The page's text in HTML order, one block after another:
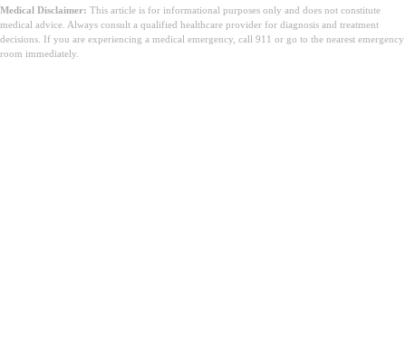
Medical Disclaimer: This article is for informational purposes only and does not constitute
medical advice. Always consult a qualified healthcare provider for diagnosis and treatment
decisions. If you are experiencing a medical emergency, call 911 or go to the nearest emergency
room immediately.